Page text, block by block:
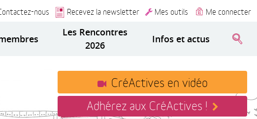
nous Recevez la newsletter Mes outils Me connecter
Les Rencontres
2026
Infos et actus
CréActives en vidéo
Adhérez aux CréActives !